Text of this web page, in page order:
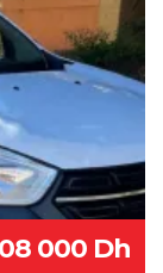
000 Dh